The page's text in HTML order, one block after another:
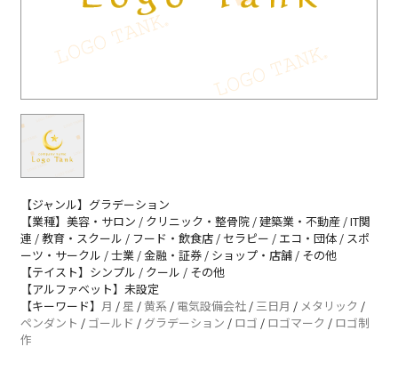
【ジャンル】グラデーション
【業種】美容・サロン / クリニック・整骨院 / 建築業・不動産 / IT関
連 / 教育・スクール / フード・飲食店 / セラピー / エコ・団体 / スポ
ーツ・サークル / 士業 / 金融・証券 / ショップ・店舗 / その他
【テイスト】シンプル / クール / その他
【アルファベット】未設定
【キーワード】 月 / 星 /黄系 / 電気設備会社 / 三日月 / メタリック /
ペンダント / ゴールド / グラデーション / ロゴ / ロゴマーク / ロゴ制
作